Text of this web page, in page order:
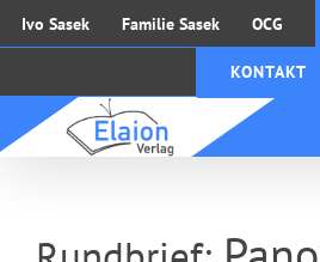
Zum
Inhalt
Ivo Sasek Familie Sasek OCG
KONTAKT